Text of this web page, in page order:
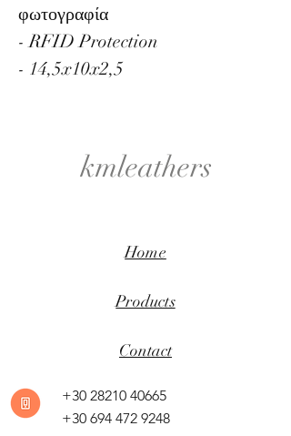
φωτογραφία
- RFID Protection
- 14,5x10x2,5
kmleathers
Home
Products
Contact
+30 28210 40665
+30 694 472 9248